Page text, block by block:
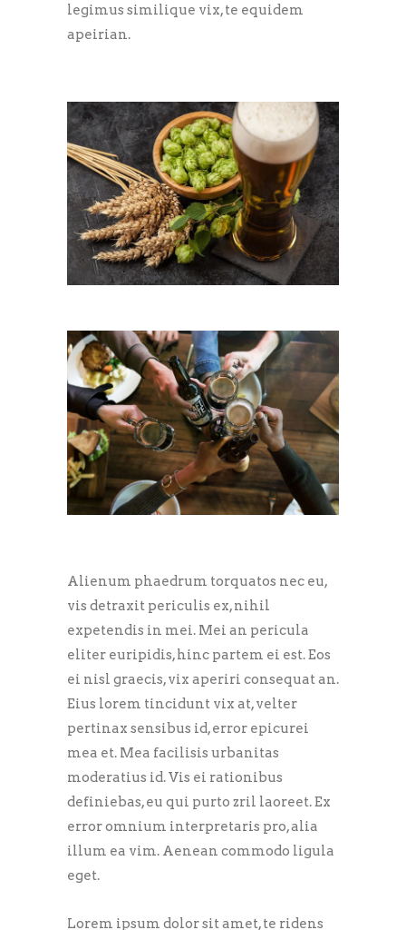
legimus similique vix, te equidem
apeirian.
Alienum phaedrum torquatos nec eu,
vis detraxit periculis ex, nihil
expetendis in mei. Mei an pericula
eliter euripidis, hinc partem ei est. Eos
ei nisl graecis, vix aperiri consequat an.
Eius lorem tincidunt vix at, velter
pertinax sensibus id, error epicurei
mea et. Mea facilisis urbanitas
moderatius id. Vis ei rationibus
definiebas, eu qui purto zril laoreet. Ex
error omnium interpretaris pro, alia
illum ea vim. Aenean commodo ligula
eget.
Lorem ipsum dolor sit amet, te ridens